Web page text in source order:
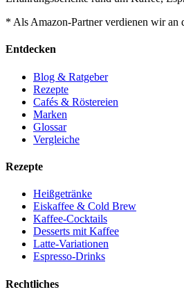
* Als Amazon-Partner verdienen wir an
Entdecken
Blog & Ratgeber
Rezepte
Cafés & Röstereien
Marken
Glossar
Vergleiche
Rezepte
Heißgetränke
Eiskaffee & Cold Brew
Kaffee-Cocktails
Desserts mit Kaffee
Latte-Variationen
Espresso-Drinks
Rechtliches